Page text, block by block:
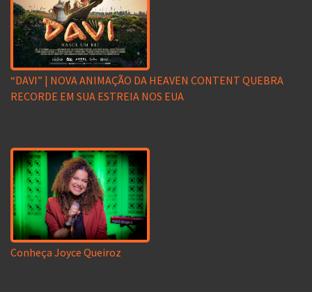
“DAVI” | NOVA ANIMAÇÃO DA HEAVEN CONTENT QUEBRA
RECORDE EM SUA ESTREIA NOS EUA
Conheça Joyce Queiroz